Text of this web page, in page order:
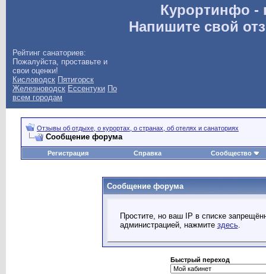
Курортинфо -
Напишите свой
Рейтинг санаториев:
Пожалуйста, проставьте и
свои оценки!
Кисловодск Пятигорск
Железноводск Ессентуки По
всем городам
Отзывы об отдыхе, о курортах, о странах, об отелях и санаториях
Сообщение форума
Регистрация Справка Сообщество
Сообщение форума
Простите, но ваш IP в списке
администрацией, нажмите здесь.
Быстрый переход